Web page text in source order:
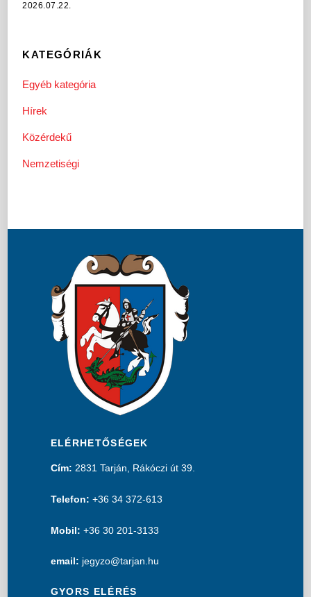
2026.07.22.
KATEGÓRIÁK
Egyéb kategória
Hírek
Közérdekű
Nemzetiségi
ELÉRHETŐSÉGEK
Cím: 2831 Tarján, Rákóczi út 39.
Telefon: +36 34 372-613
Mobil: +36 30 201-3133
email: jegyzo@tarjan.hu
GYORS ELÉRÉS